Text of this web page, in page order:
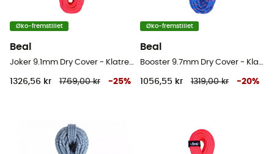
Øko-fremstillet
Beal
Joker 9.1mm Dry Cover - Klatrereb
1326,56 kr 1769,00 kr -25%
Øko-fremstillet
Beal
Booster 9.7mm Dry Cover - Klatrereb
1056,55 kr 1319,00 kr -20%